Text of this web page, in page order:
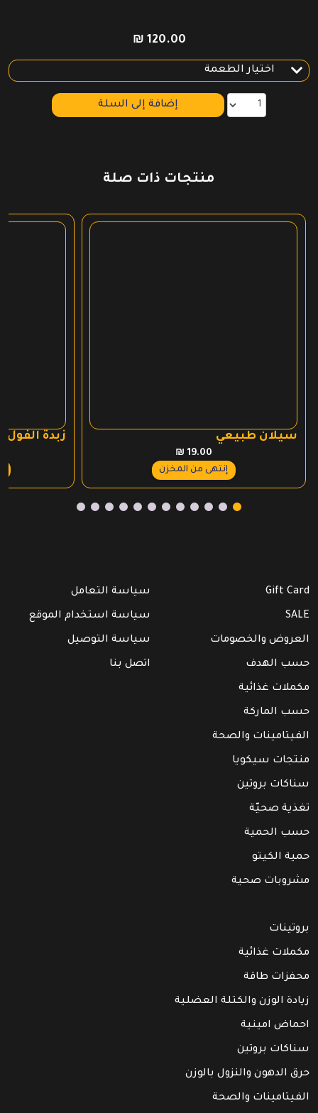
₪ 120.00
إضافة إلى السلة
منتجات ذات صلة
سيلان طبيعي
₪ 19.00
إنتهى من المخزن
زبدة الفول
Gift Card
SALE
العروض والخصومات
حسب الهدف
مكملات غذائية
حسب الماركة
الفيتامينات والصحة
منتجات سيكويا
سناكات بروتين
تغذية صحيّة
حسب الحمية
حمية الكيتو
مشروبات صحية
سياسة التعامل
سياسة استخدام الموقع
سياسة التوصيل
اتصل بنا
بروتينات
مكملات غذائية
محفزات طاقة
زيادة الوزن والكتلة العضلية
احماض امينية
سناكات بروتين
حرق الدهون والنزول بالوزن
الفيتامينات والصحة